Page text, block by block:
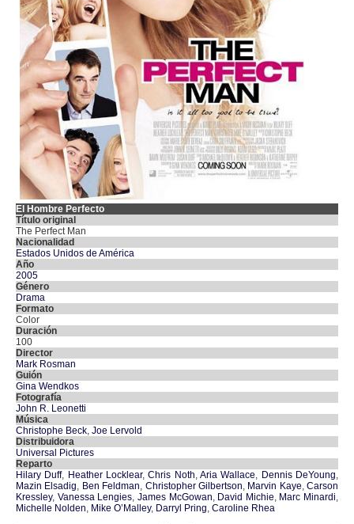
El Hombre Perfecto
Título original
The Perfect Man
Nacionalidad
Estados Unidos de América
Año
2005
Género
Drama
Formato
Color
Duración
100
Director
Mark Rosman
Guión
Gina Wendkos
Fotografía
John R. Leonetti
Música
Christophe Beck Joe Lervold
Distribuidora
Universal Pictures
Reparto
Hilary Duff, Heather Locklear,Chris Noth ,Aria Wallace Dennis DeYoung
Mazin Elsadig
Ben Feldman Christopher Gilbertson Marvin Kaye Carson
Kressley, Vanessa Lengies James McGowan David Michie Marc Minardi
Michelle Nolden Mike O’Malley, Darryl Pring Caroline Rhea